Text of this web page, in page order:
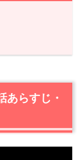
じ・感想
あらすじ・